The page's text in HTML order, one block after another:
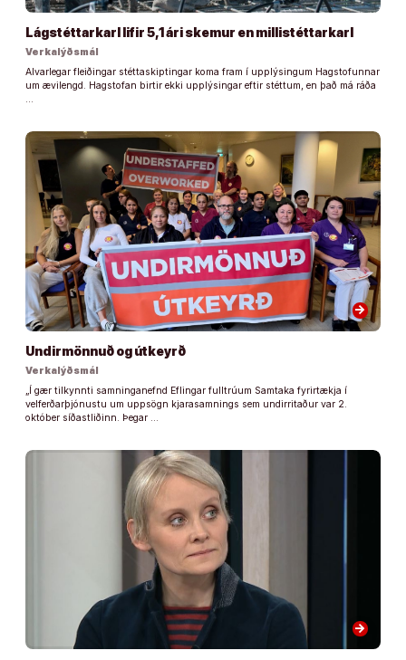
Lágstéttarkarl lifir 5,1 ári skemur en millistéttarkarl
Verkalýðsmál
Alvarlegar fleiðingar stéttaskiptingar koma fram í upplýsingum Hagstofunnar
um ævilengd. Hagstofan birtir ekki upplýsingar eftir stéttum, en það má ráða
…
arrow_forward
Undirmönnuð og útkeyrð
Verkalýðsmál
„Í gær tilkynnti samninganefnd Eflingar fulltrúum Samtaka fyrirtækja í
velferðarþjónustu um uppsögn kjarasamnings sem undirritaður var 2.
október síðastliðinn. Þegar …
arrow_forward